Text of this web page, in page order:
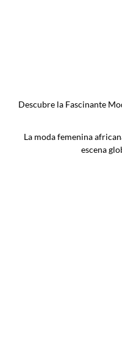
Descubre la Fascinante
La moda femenina
escena